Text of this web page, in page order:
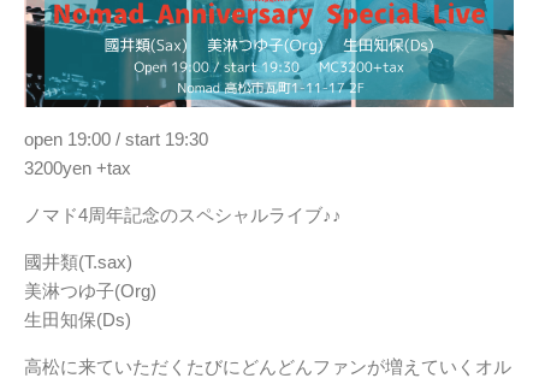
open 19:00 / start 19:30
3200yen +tax
ノマド4周年記念のスペシャルライブ♪♪
國井類(T.sax)
美淋つゆ子(Org)
生田知保(Ds)
高松に来ていただくたびにどんどんファンが増えていくオル